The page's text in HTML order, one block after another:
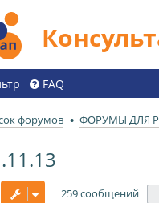
FAQ
форумов ФОРУМЫ ДЛЯ
259 сообщений